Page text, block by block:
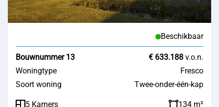
Beschikbaar
Bouwnummer 13 € 633.188 v.o.n.
Woningtype
Fresco
Soort woning
Twee-onder-één-kap
5 Kamers 134 m²